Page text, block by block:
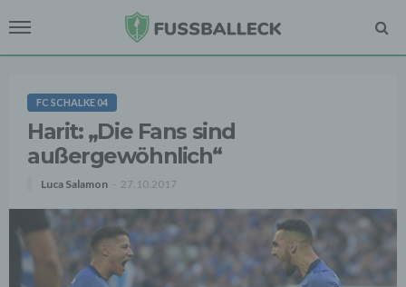
FC SCHALKE 04
Harit: „Die Fans sind
außergewöhnlich“
Luca Salamon 27.10.2017